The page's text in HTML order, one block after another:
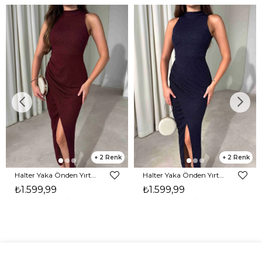
2
Halter Yaka Önden Yırtmaçlı Midi Boy Bordo Hasre Kadın Elbise 26Y502
₺1.599,99
2
Halter Yaka Önden Yırtmaçlı Midi Boy Lacivert Hasre Kadın Elbise 26Y502
₺1.599,99